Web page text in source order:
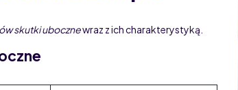
skutki ubocznewraz z ich charakterystyką.